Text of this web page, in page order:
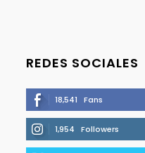
REDES SOCIALES
18,541 Fans
1,954 Followers